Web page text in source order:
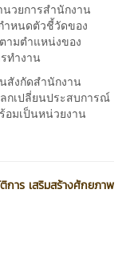
วยการสำนักงาน
ำหนดตัวชี้วัดของ
ามตำแหน่งของ
ทำงาน
สังกัดสำนักงาน
กเปลี่ยนประสบการณ์
มเป็นหน่วยงาน
การ เสริมสร้างศักยภาพ